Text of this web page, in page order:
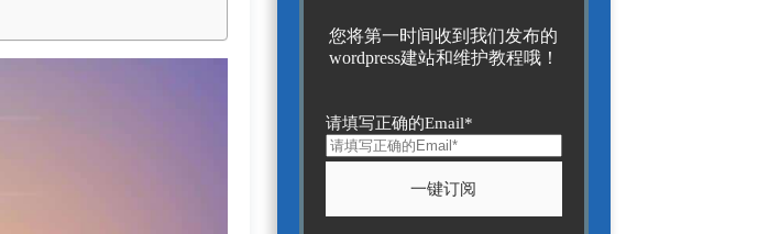
您将第一时间收到我们发布的
wordpress建站和维护教程哦！
请填写正确的Email*